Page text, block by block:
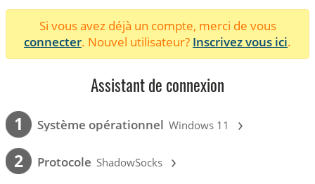
Si vous avez déjà un compte, merci de vous
connecter. Nouvel utilisateur? Inscrivez vous ici.
Assistant de connexion
1 Système opérationnel Windows 11 ›
2 Protocole ShadowSocks ›